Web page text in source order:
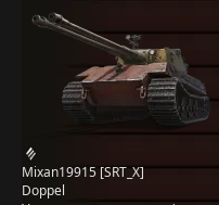
Mixan19915 [SRT_X]
Doppel